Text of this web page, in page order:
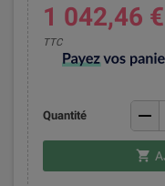
1 042,46 €
TTC
Quantité remove
shopping_cart